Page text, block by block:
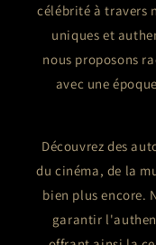
célébrité à travers
uniques et
nous proposons
avec une
Découvrez des
du cinéma, de la
bien plus encore.
garantir